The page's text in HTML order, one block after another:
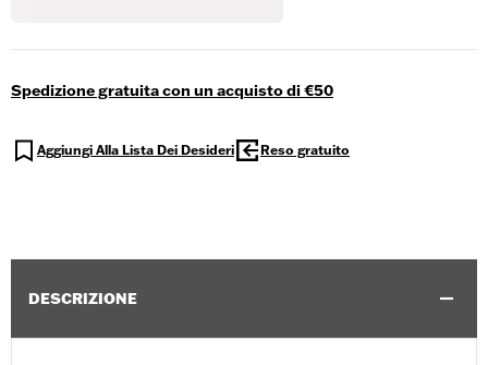
Spedizione gratuita con un acquisto di €50
Aggiungi Alla Lista Dei Desideri Reso gratuito
DESCRIZIONE